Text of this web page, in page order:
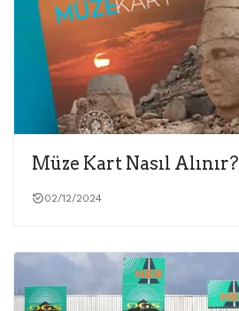
Müze Kart Nasıl Alınır?
02/12/2024